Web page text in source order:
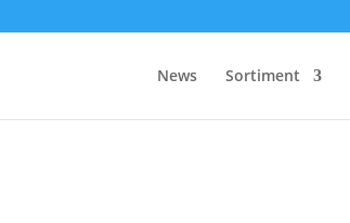
News Sortiment